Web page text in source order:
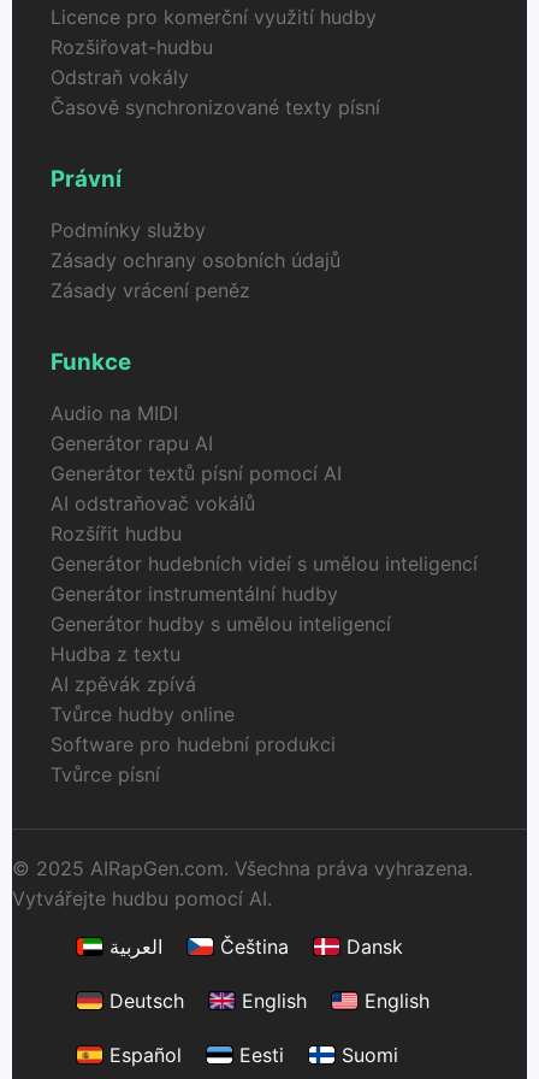
Licence pro komerční využití hudby
Rozšiřovat-hudbu
Odstraň vokály
Časově synchronizované texty písní
Právní
Podmínky služby
Zásady ochrany osobních údajů
Zásady vrácení peněz
Funkce
Audio na MIDI
Generátor rapu AI
Generátor textů písní pomocí AI
AI odstraňovač vokálů
Rozšířit hudbu
Generátor hudebních videí s umělou inteligencí
Generátor instrumentální hudby
Generátor hudby s umělou inteligencí
Hudba z textu
AI zpěvák zpívá
Tvůrce hudby online
Software pro hudební produkci
Tvůrce písní
© 2025 AIRapGen.com. Všechna práva vyhrazena.
Vytvářejte hudbu pomocí AI.
العربية
Čeština Dansk
Deutsch English English
Español Eesti Suomi